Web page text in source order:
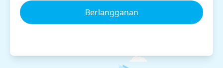
Berlangganan